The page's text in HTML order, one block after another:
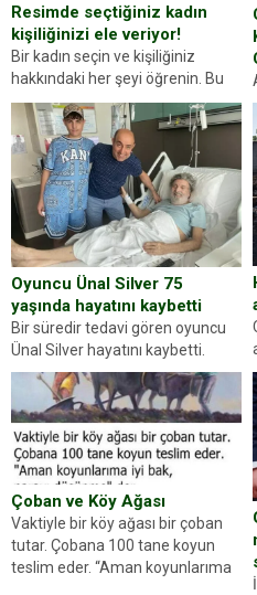
Resimde seçtiğiniz kadın
kişiliğinizi ele veriyor!
Bir kadın seçin ve kişiliğiniz
hakkındaki her şeyi öğrenin. Bu
kez karşınıza oldukça farklı bir
kişilik testiyle çıkıyoruz. Resimde
gördüğünüz kadın figürlerinden
dikkatinizi en...
Oyuncu Ünal Silver 75
yaşında hayatını kaybetti
Bir süredir tedavi gören oyuncu
Ünal Silver hayatını kaybetti.
Haberi, oyuncunun menajerlik
ajansı duyurdu. Renda Güner,
sosyal medya hesabında “Usta
Oyuncumuz ve çok değerli
dostumuz...
Çoban ve Köy Ağası
Vaktiyle bir köy ağası bir çoban
tutar. Çobana 100 tane koyun
teslim eder. “Aman koyunlarıma